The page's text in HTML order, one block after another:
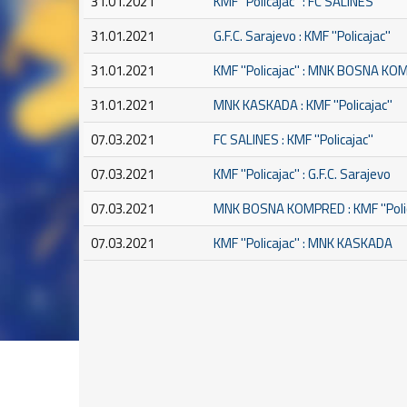
31.01.2021
G.F.C. Sarajevo : KMF ''Policajac''
31.01.2021
KMF ''Policajac'' : MNK BOSNA
31.01.2021
MNK KASKADA : KMF ''Policajac''
07.03.2021
FC SALINES : KMF ''Policajac''
07.03.2021
KMF ''Policajac'' : G.F.C. Sarajevo
07.03.2021
MNK BOSNA KOMPRED : KMF
07.03.2021
KMF ''Policajac'' : MNK KASKADA